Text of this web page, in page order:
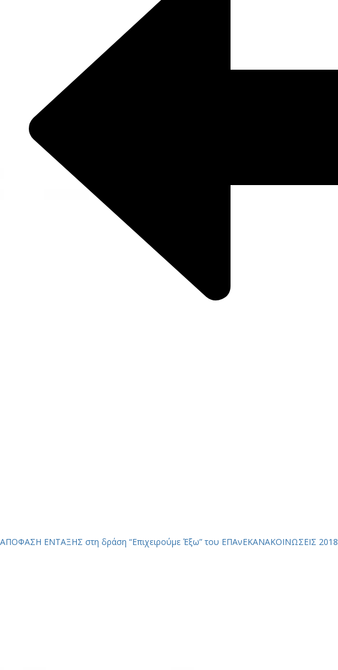
ΑΠΟΦΑΣΗ ΕΝΤΑΞΗΣ στη δράση “Επιχειρούμε Έξω” του ΕΠΑνΕΚΑΝΑΚΟΙΝΩΣΕΙΣ 2018